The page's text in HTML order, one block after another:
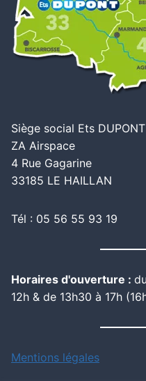
Siège social Ets DUPONT
ZA Airspace
4 Rue Gagarine
33185 LE HAILLAN
Tél : 05 56 55 93 19
Horaires d'ouverture :
12h & de 13h30 à 17h
Mentions légales